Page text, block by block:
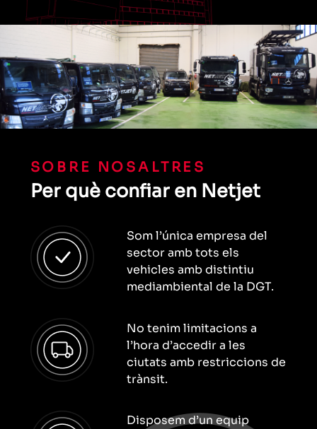
SOBRE NOSALTRES
Per què confiar en Netjet
Som l’única empresa del
sector amb tots els
vehicles amb distintiu
mediambiental de la DGT.
No tenim limitacions a
l’hora d’accedir a les
ciutats amb restriccions de
trànsit.
Disposem d’un equip